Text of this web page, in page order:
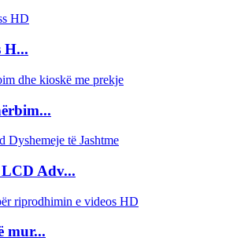
H...
LCD Adv...
mur...